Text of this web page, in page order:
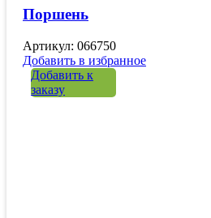
Поршень
Артикул: 066750
Добавить в избранное
Добавить к
заказу